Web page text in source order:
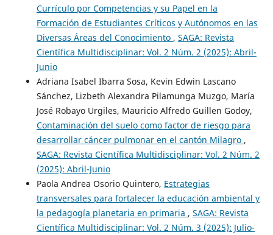
Currículo por Competencias y su Papel en la
Formación de Estudiantes Críticos y Autónomos en las
Diversas Áreas del Conocimiento , SAGA: Revista
Científica Multidisciplinar: Vol. 2 Núm. 2 (2025): Abril-
Junio
Adriana Isabel Ibarra Sosa, Kevin Edwin Lascano
Sánchez, Lizbeth Alexandra Pilamunga Muzgo, María
José Robayo Urgiles, Mauricio Alfredo Guillen Godoy,
Contaminación del suelo como factor de riesgo para
desarrollar cáncer pulmonar en el cantón Milagro ,
SAGA: Revista Científica Multidisciplinar: Vol. 2 Núm. 2
(2025): Abril-Junio
Paola Andrea Osorio Quintero, Estrategias
transversales para fortalecer la educación ambiental y
la pedagogía planetaria en primaria , SAGA: Revista
Científica Multidisciplinar: Vol. 2 Núm. 3 (2025): Julio-